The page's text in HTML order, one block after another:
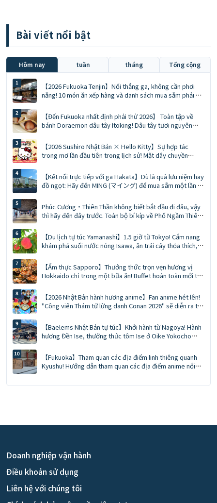
Bài viết nổi bật
Hôm nay tuần tháng Tổng cộng
【2026 Fukuoka Tenjin】Nối thẳng ga, không cần phơi
nắng! 10 món ăn xếp hàng và danh sách mua sắm phải có
【Đến Fukuoka nhất định phải thử 2026】 Toàn tập về
bánh Doraemon dâu tây Itoking! Dâu tây tươi nguyên
【2026 Sushiro Nhật Bản × Hello Kitty】Sự hợp tác
trong mơ lần đầu tiên trong lịch sử! Mặt dây chuyền
về 5 cửa hàng chủ đề
【Kết nối trực tiếp với ga Hakata】Dù là quà lưu niệm hay
đồ ngọt: Hãy đến MING (マイング) để mua sắm một lần là
dẫn toàn diện về MING (phiên bản 2026)
Phúc Cương・Thiên Thần không biết bắt đầu đi đâu, vậy
thì hãy đến đây trước. Toàn bộ bí kíp về Phố Ngầm Thiên
một lần
【Du lịch tự túc Yamanashi】1.5 giờ từ Tokyo! Cẩm nang
khám phá suối nước nóng Isawa, ăn trái cây thỏa thích,
【Ẩm thực Sapporo】Thưởng thức trọn vẹn hương vị
Hokkaido chỉ trong một bữa ăn! Buffet hoàn toàn mới tại
ngừ vây xanh miền Nam tự nhiên • Cà ri súp GARAKU
【2026 Nhật Bản hành hương anime】Fan anime hét lên!
"Công viên Thám tử lừng danh Conan 2026" sẽ diễn ra tại
ảnh cùng nhân vật, cẩm nang đặt trước phương tiện di
chuyển
【Baelems Nhật Bản tự túc】Khởi hành từ Nagoya! Hành
hương Đền Ise, thưởng thức tôm Ise ở Oike Yokocho
【Fukuoka】Tham quan các địa điểm linh thiêng quanh
Kyushu! Hướng dẫn tham quan các địa điểm anime nổi
Doanh nghiệp vận hành
Điều khoản sử dụng
Liên hệ với chúng tôi